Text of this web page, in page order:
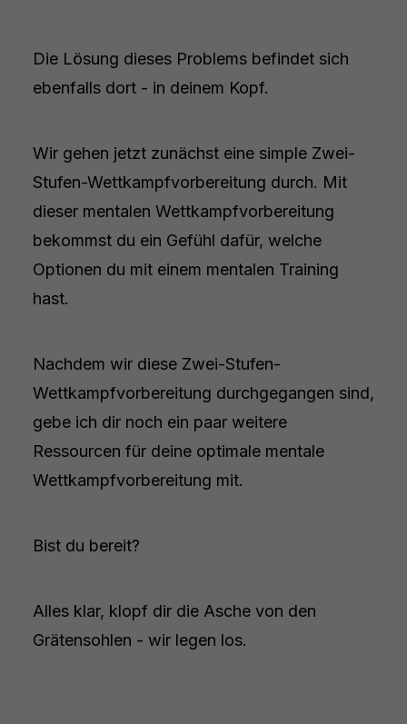
Die Lösung dieses Problems befindet sich
ebenfalls dort - in deinem Kopf.
Wir gehen jetzt zunächst eine simple Zwei-
Stufen-Wettkampfvorbereitung durch. Mit
dieser mentalen Wettkampfvorbereitung
bekommst du ein Gefühl dafür, welche
Optionen du mit einem mentalen Training
hast.
Nachdem wir diese Zwei-Stufen-
Wettkampfvorbereitung durchgegangen sind,
gebe ich dir noch ein paar weitere
Ressourcen für deine optimale mentale
Wettkampfvorbereitung mit.
Bist du bereit?
Alles klar, klopf dir die Asche von den
Grätensohlen - wir legen los.